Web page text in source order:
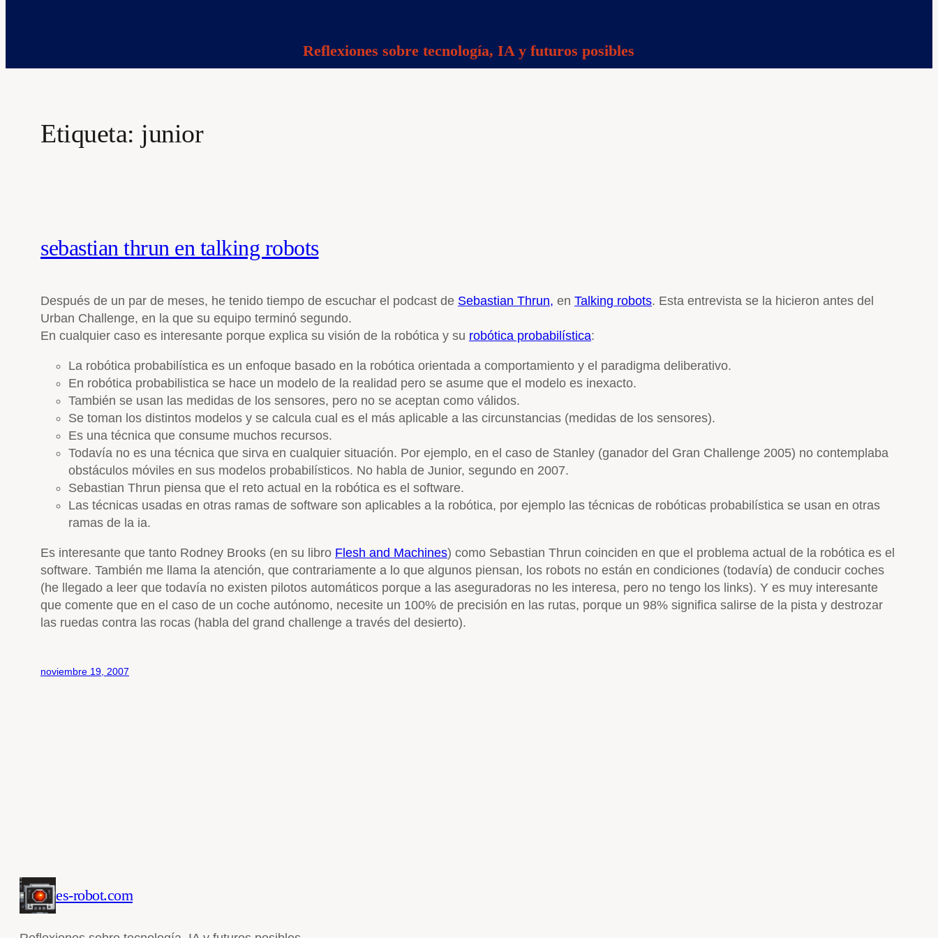
Reflexiones sobre tecnología, IA y futuros posibles
Etiqueta: junior
sebastian thrun en talking robots
Después de un par de meses, he tenido tiempo de escuchar el podcast de Sebastian Thrun, en Talking robots. Esta entrevista se la hicieron antes del
Urban Challenge, en la que su equipo terminó segundo.
En cualquier caso es interesante porque explica su visión de la robótica y su robótica probabilística:
La robótica probabilística es un enfoque basado en la robótica orientada a comportamiento y el paradigma deliberativo.
En robótica probabilistica se hace un modelo de la realidad pero se asume que el modelo es inexacto.
También se usan las medidas de los sensores, pero no se aceptan como válidos.
Se toman los distintos modelos y se calcula cual es el más aplicable a las circunstancias (medidas de los sensores).
Es una técnica que consume muchos recursos.
Todavía no es una técnica que sirva en cualquier situación. Por ejemplo, en el caso de Stanley (ganador del Gran Challenge 2005) no contemplaba
obstáculos móviles en sus modelos probabilísticos. No habla de Junior, segundo en 2007.
Sebastian Thrun piensa que el reto actual en la robótica es el software.
Las técnicas usadas en otras ramas de software son aplicables a la robótica, por ejemplo las técnicas de robóticas probabilística se usan en otras
ramas de la ia.
Es interesante que tanto Rodney Brooks (en su libro Flesh and Machines) como Sebastian Thrun coinciden en que el problema actual de la robótica es el
software. También me llama la atención, que contrariamente a lo que algunos piensan, los robots no están en condiciones (todavía) de conducir coches
(he llegado a leer que todavía no existen pilotos automáticos porque a las aseguradoras no les interesa, pero no tengo los links). Y es muy interesante
que comente que en el caso de un coche autónomo, necesite un 100% de precisión en las rutas, porque un 98% significa salirse de la pista y destrozar
las ruedas contra las rocas (habla del grand challenge a través del desierto).
noviembre 19, 2007
es-robot.com